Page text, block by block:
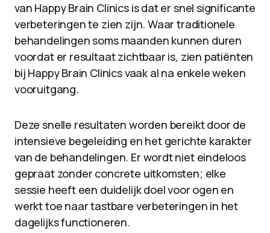
van Happy Brain Clinics is dat er snel significante
verbeteringen te zien zijn. Waar traditionele
behandelingen soms maanden kunnen duren
voordat er resultaat zichtbaar is, zien patiënten
bij Happy Brain Clinics vaak al na enkele weken
vooruitgang.
Deze snelle resultaten worden bereikt door de
intensieve begeleiding en het gerichte karakter
van de behandelingen. Er wordt niet eindeloos
gepraat zonder concrete uitkomsten; elke
sessie heeft een duidelijk doel voor ogen en
werkt toe naar tastbare verbeteringen in het
dagelijks functioneren.